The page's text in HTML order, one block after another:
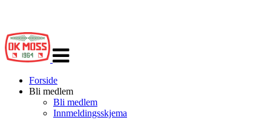
navigasjon
Forside
Bli medlem
Bli medlem
Innmeldingsskjema